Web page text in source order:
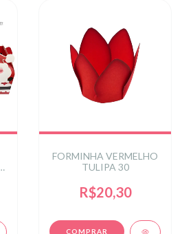
FORMINHA VERMELHO
TULIPA 30
R$20,30